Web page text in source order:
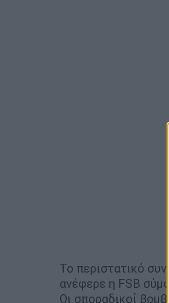
Το περιστατικό
ανέφερε η FSB
Οι σποραδικοί